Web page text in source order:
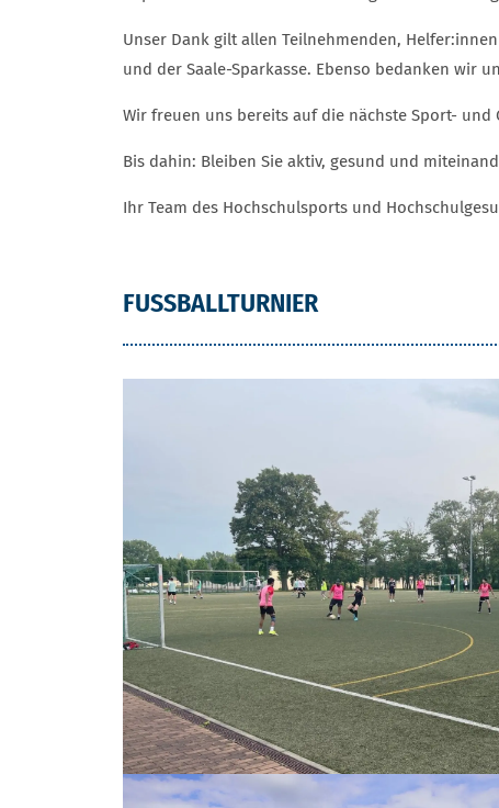
Unser Dank gilt allen Teilnehmenden,
und der Saale-Sparkasse. Ebenso bedanken wir
Wir freuen uns bereits auf die nächste Sport- und
Bis dahin: Bleiben Sie aktiv, gesund und
Ihr Team des Hochschulsports und
FUSSBALLTURNIER